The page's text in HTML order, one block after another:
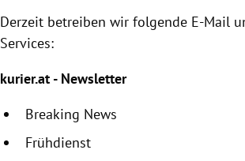
Derzeit betreiben wir folgende E-Mail
Services:
kurier.at - Newsletter
Breaking News
Frühdienst